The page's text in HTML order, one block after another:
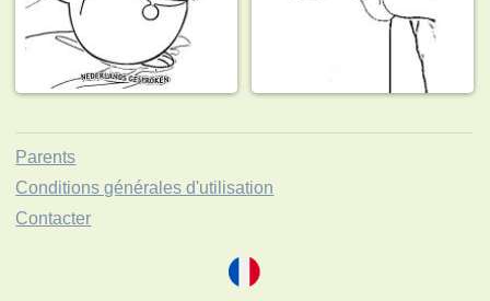
Parents
Conditions générales d'utilisation
Contacter